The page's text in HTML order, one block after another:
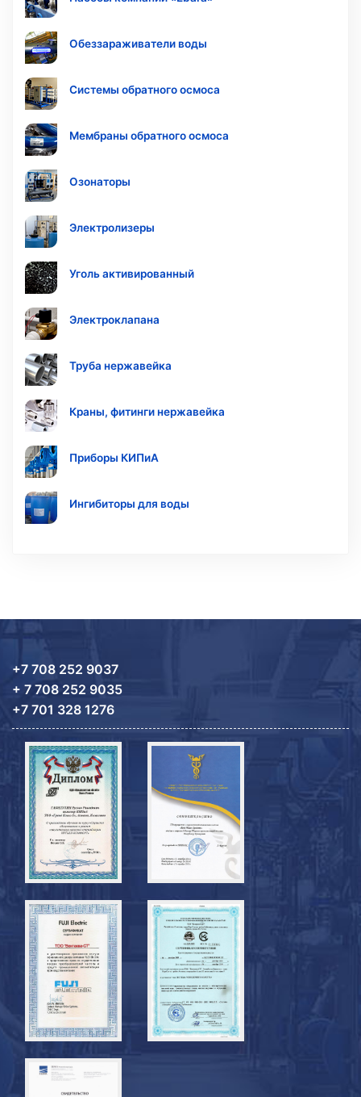
Обеззараживатели воды
Системы обратного осмоса
Мембраны обратного осмоса
Озонаторы
Электролизеры
Уголь активированный
Электроклапана
Труба нержавейка
Краны, фитинги нержавейка
Приборы КИПиА
Ингибиторы для воды
+7 708 252 9037
+ 7 708 252 9035
+7 701 328 1276